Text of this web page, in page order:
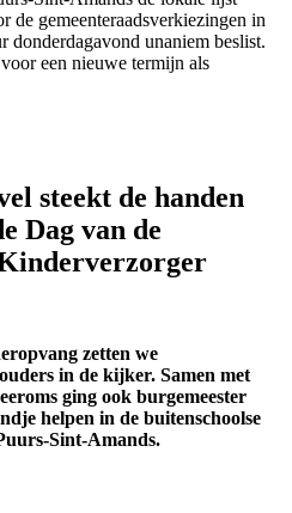
gemeenteraadsverkiezingen in
donderdagavond unaniem beslist.
een nieuwe termijn als
steekt de handen
Dag van de
zetten we
in de kijker. Samen met
ging ook burgemeester
helpen in de buitenschoolse
Sint-Amands.